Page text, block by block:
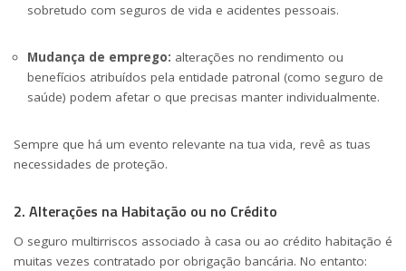
sobretudo com seguros de vida e acidentes pessoais.
Mudança de emprego: alterações no rendimento ou
benefícios atribuídos pela entidade patronal (como seguro de
saúde) podem afetar o que precisas manter individualmente.
Sempre que há um evento relevante na tua vida, revê as tuas
necessidades de proteção.
2. Alterações na Habitação ou no Crédito
O seguro multirriscos associado à casa ou ao crédito habitação é
muitas vezes contratado por obrigação bancária. No entanto: